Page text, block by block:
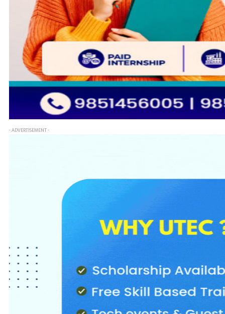
- ADVERTISEMENT -